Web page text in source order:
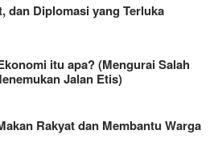
dan Diplomasi yang Terluka
itu apa? (Mengurai Salah
Jalan Etis)
Rakyat dan Membantu Warga